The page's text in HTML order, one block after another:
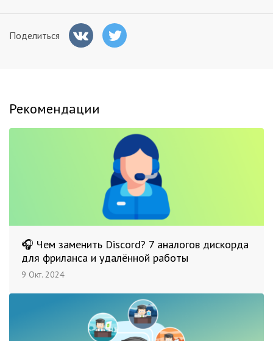
Поделиться
Рекомендации
🎧 Чем заменить Discord? 7 аналогов дискорда
для фриланса и удалённой работы
9 Окт. 2024